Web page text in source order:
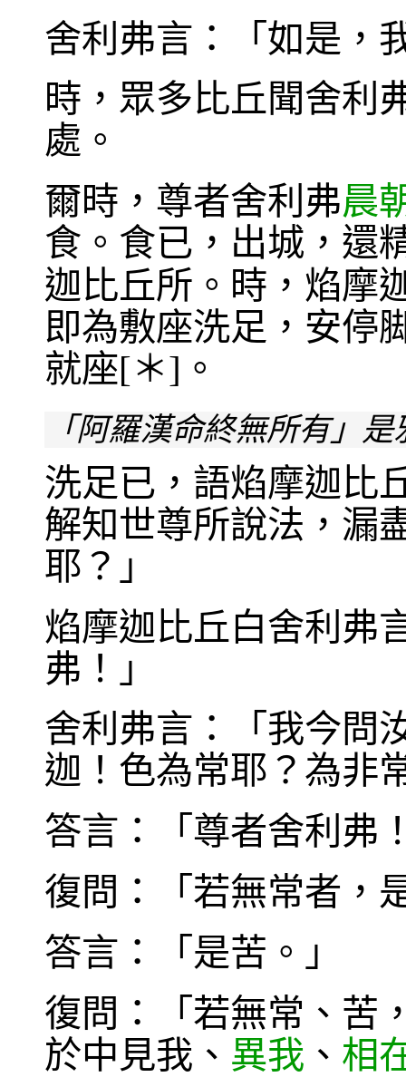
舍利弗言：「如是，
時，眾多比丘聞舍利
處。
爾時，尊者舍利弗晨
食。食已，出城，還
迦比丘所。時，焰摩
即為敷座洗足，安停
就座[＊]。
「阿羅漢命終無所有」是
洗足已，語焰摩迦比
解知世尊所說法，漏
耶？」
焰摩迦比丘白舍利弗
弗！」
舍利弗言：「我今問
迦！色為常耶？為非
答言：「尊者舍利弗
復問：「若無常者，
答言：「是苦。」
復問：「若無常、苦
於中見我、 異我 、 相